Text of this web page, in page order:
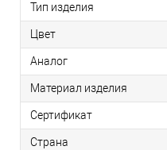
Тип изделия
Цвет
Аналог
Материал изделия
Сертификат
Страна